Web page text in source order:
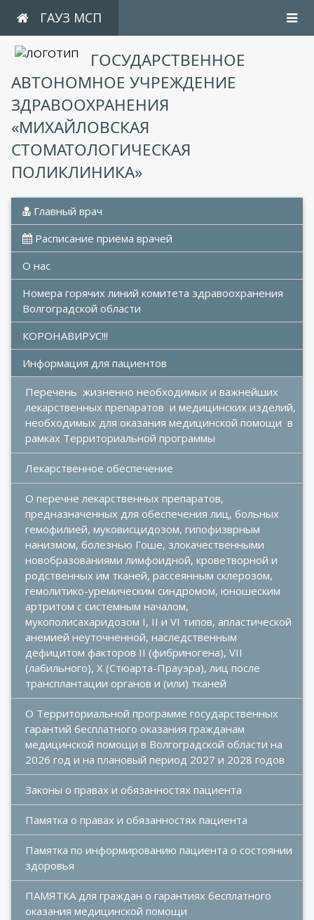
ГАУЗ МСП
ГОСУДАРСТВЕННОЕ
АВТОНОМНОЕ УЧРЕЖДЕНИЕ
ЗДРАВООХРАНЕНИЯ
«МИХАЙЛОВСКАЯ
СТОМАТОЛОГИЧЕСКАЯ
ПОЛИКЛИНИКА»
Главный врач
Расписание приёма врачей
О нас
Номера горячих линий комитета здравоохранения
Волгоградской области
КОРОНАВИРУС!!!
Информация для пациентов
Перечень  жизненно необходимых и важнейших
лекарственных препаратов  и медицинских изделий,
необходимых для оказания медицинской помощи  в
рамках Территориальной программы
Лекарственное обеспечение
О перечне лекарственных препаратов,
предназначенных для обеспечения лиц, больных
гемофилией, муковисцидозом, гипофизврным
нанизмом, болезнью Гоше, злокачественными
новобразованиями лимфоидной, кроветворной и
родственных им тканей, рассеянным склерозом,
гемолитико-уремическим синдромом, юношеским
артритом с системным началом,
мукополисахаридозом I, II и VI типов, апластической
анемией неуточненной, наследственным
дефицитом факторов II (фибриногена), VII
(лабильного), X (Стюарта-Прауэра), лиц после
трансплантации органов и (или) тканей
О Территориальной программе государственных
гарантий бесплатного оказания гражданам
медицинской помощи в Волгоградской области на
2026 год и на плановый период 2027 и 2028 годов
Законы о правах и обязанностях пациента
Памятка о правах и обязанностях пациента
Памятка по информированию пациента о состоянии
здоровья
ПАМЯТКА для граждан о гарантиях бесплатного
оказания медицинской помощи